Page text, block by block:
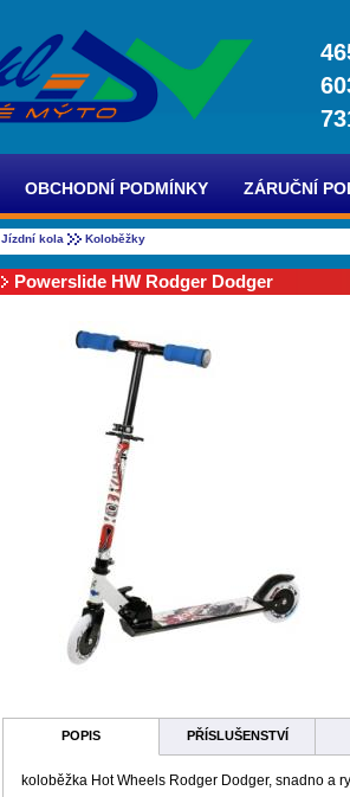
OBCHODNÍ PODMÍNKY ZÁRUČNÍ
Jízdní kola Koloběžky
Powerslide HW Rodger Dodger
POPIS PŘÍSLUŠENSTVÍ
koloběžka Hot Wheels Rodger Dodger, snadno a